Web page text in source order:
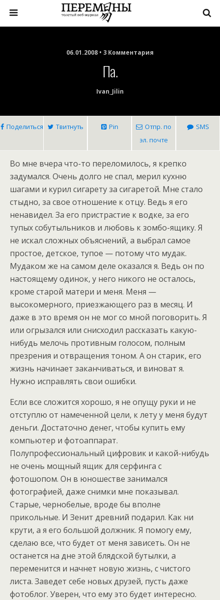
06.01.2008 • 3 Комментария
Па.
Ivan_Jilin
Поделиться Твитнуть Pin
Отпр. по
эл. почте
SMS
Во мне вчера что-то переломилось, я крепко
задумался. Очень долго не спал, мерил кухню
шагами и курил сигарету за сигаретой. Мне стало
стыдно, за свое отношение к отцу. Ведь я его
ненавидел. За его пристрастие к водке, за его
тупых собутыльников и любовь к зомбо-ящику. Я
не искал сложных объяснений, а выбрал самое
простое, детское, тупое — потому что мудак.
Мудаком же на самом деле оказался я. Ведь он по
настоящему одинок, у него никого не осталось,
кроме старой матери и меня. Меня —
высокомерного, приезжающего раз в месяц. И
даже в это время он не мог со мной поговорить. Я
или огрызался или снисходил рассказать какую-
нибудь мелочь противным голосом, полным
презрения и отвращения тоном. А он старик, его
жизнь начинает заканчиваться, и виноват я.
Нужно исправлять свои ошибки.
Если все сложится хорошо, я не опущу руки и не
отступлю от намеченной цели, к лету у меня будут
деньги. Достаточно денег, чтобы купить ему
компьютер и фотоаппарат.
Полупрофессиональный цифровик и какой-нибудь
не очень мощный ящик для серфинга с
фотошопом. Он в юношестве занимался
фотографией, даже снимки мне показывал.
Старые, чернобелые, вроде бы вполне
прикольные. И Зенит древний подарил. Как ни
крути, а я его большой должник. Я помогу ему,
сделаю все, что будет от меня зависеть. Он не
останется на дне этой блядской бутылки, а
переменится и начнет новую жизнь, с чистого
листа. Заведет себе новых друзей, пусть даже
фотоблог. Уверен, что ему это будет интересно.